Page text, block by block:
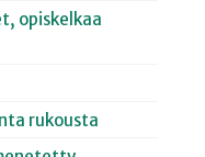
opiskelkaa
rukousta